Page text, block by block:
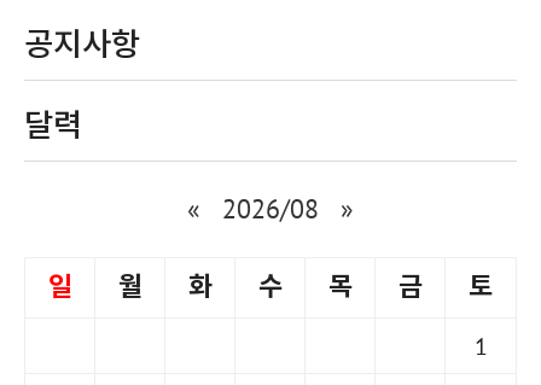
공지사항
달력
« 2026/08 »
일 월 화 수 목 금 토
1